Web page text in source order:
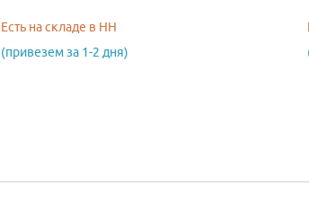
Есть на складе в НН
(привезем за 1-2 дня)